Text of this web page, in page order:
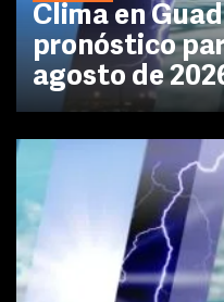
Clima en
pronóstico
agosto de